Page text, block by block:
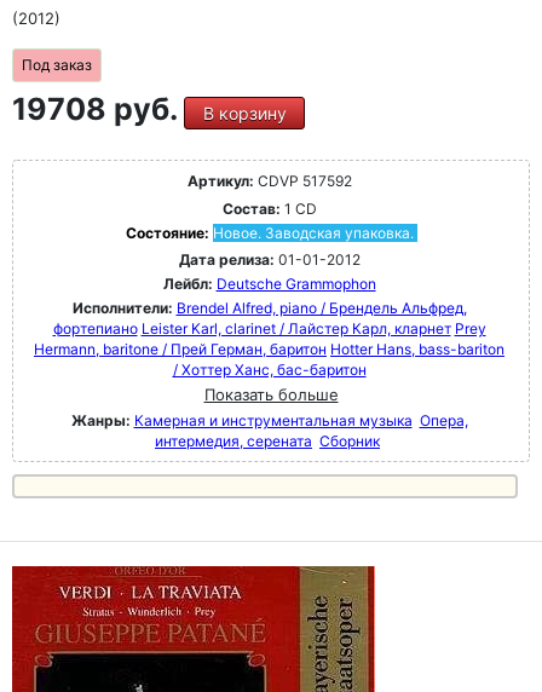
(2012)
Под заказ
19708 руб. В корзину
Артикул: CDVP 517592
Состав: 1 CD
Состояние: Новое. Заводская упаковка.
Дата релиза: 01-01-2012
Лейбл: Deutsche Grammophon
Исполнители: Brendel Alfred, piano / Брендель Альфред,
фортепиано Leister Karl, clarinet / Лайстер Карл, кларнет Prey
Hermann, baritone / Прей Герман, баритон Hotter Hans, bass-bariton
/ Хоттер Ханс, бас-баритон
Показать больше
Жанры: Камерная и инструментальная музыка Опера,
интермедия, серената Сборник